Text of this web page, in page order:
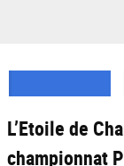
L’Etoile de
championnat